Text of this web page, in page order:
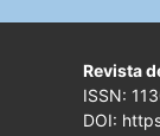
Revista
ISSN:
DOI: